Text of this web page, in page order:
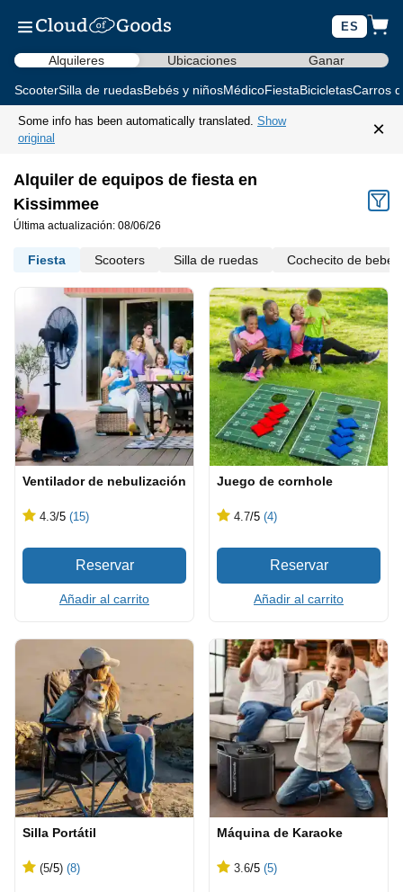
ES
Alquileres Ubicaciones Ganar
ScooterSilla de ruedasBebés y niñosMédicoFiestaBicicletasCarros
Some info has been automatically translated. Show
original
×
Alquiler de equipos de fiesta en
Kissimmee
Última actualización: 08/06/26
Fiesta Scooters Silla de ruedas Cochecito de bebé
Ventilador de nebulización
4.3/5 (15)
Añadir al carrito
Juego de cornhole
4.7/5 (4)
Añadir al carrito
Silla Portátil
(5/5) (8)
Máquina de Karaoke
3.6/5 (5)